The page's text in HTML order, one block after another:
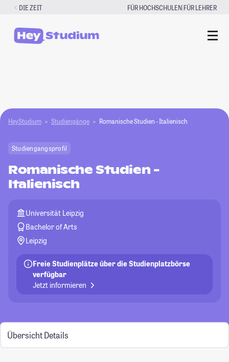
Zum
springen
DIE ZEIT FÜR HOCHSCHULEN|FÜR LEHRER
HeyStudium Studiengänge Romanische Studien - Italienisch
Studiengangsprofil
Romanische Studien -
Italienisch
Universität Leipzig
Bachelor of Arts
Leipzig
Freie Studienplätze über die Studienplatzbörse
verfügbar
Jetzt informieren
Übersicht Details